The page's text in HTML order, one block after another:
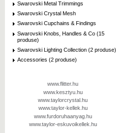
Swarovski Metal Trimmings
Swarovski Crystal Mesh
Swarovski Cupchains & Findings
Swarovski Knobs, Handles & Co (15
produse)
Swarovski Lighting Collection (2 produse)
Accessories (2 produse)
www.flitter.hu
www.kesztyu.hu
www.taylorcrystal.hu
www.taylor-kellek.hu
www.furdoruhaanyag.hu
www.taylor-eskuvoikellek.hu